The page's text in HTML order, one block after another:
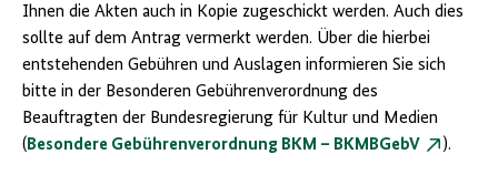
Ihnen die Akten auch in Kopie zugeschickt werden. Auch dies
sollte auf dem Antrag vermerkt werden. Über die hierbei
entstehenden Gebühren und Auslagen informieren Sie sich
bitte in der Besonderen Gebührenverordnung des
Beauftragten der Bundesregierung für Kultur und Medien
(Besondere Gebührenverordnung BKM – BKMBGebV ).